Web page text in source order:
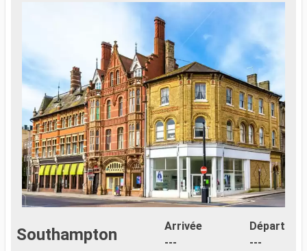
Southampton
Arrivée
---
Départ
---